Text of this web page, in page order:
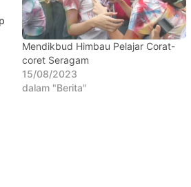
Mendikbud Himbau Pelajar Corat-
coret Seragam
15/08/2023
dalam "Berita"